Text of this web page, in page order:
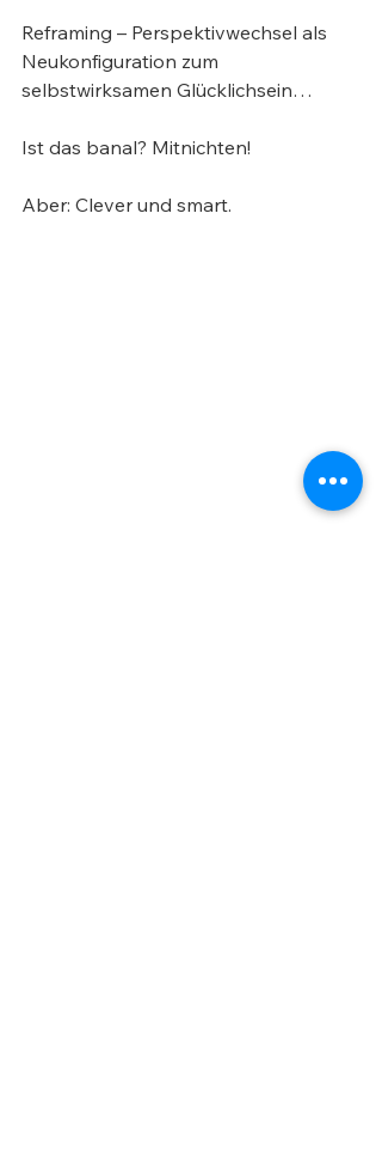
Reframing – Perspektivwechsel als
Neukonfiguration zum
selbstwirksamen Glücklichsein…
Ist das banal? Mitnichten!
Aber: Clever und smart.